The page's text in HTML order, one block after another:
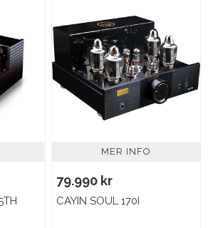
MER INFO
79.990 kr
CAYIN SOUL 170I